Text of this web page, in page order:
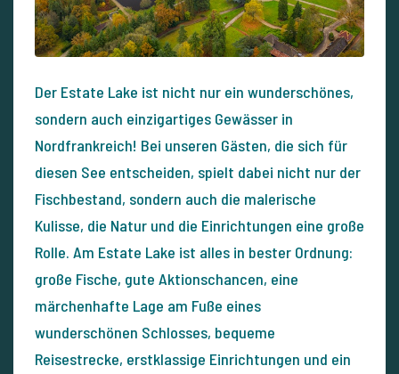
Der Estate Lake ist nicht nur ein wunderschönes,
sondern auch einzigartiges Gewässer in
Nordfrankreich! Bei unseren Gästen, die sich für
diesen See entscheiden, spielt dabei nicht nur der
Fischbestand, sondern auch die malerische
Kulisse, die Natur und die Einrichtungen eine große
Rolle. Am Estate Lake ist alles in bester Ordnung:
große Fische, gute Aktionschancen, eine
märchenhafte Lage am Fuße eines
wunderschönen Schlosses, bequeme
Reisestrecke, erstklassige Einrichtungen und ein